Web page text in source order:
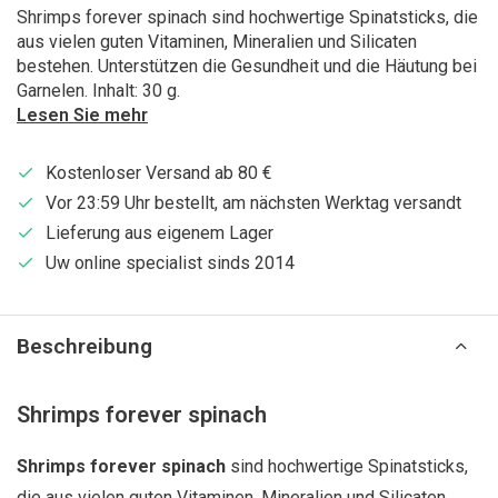
Shrimps forever spinach sind hochwertige Spinatsticks, die
aus vielen guten Vitaminen, Mineralien und Silicaten
bestehen. Unterstützen die Gesundheit und die Häutung bei
Garnelen. Inhalt: 30 g.
Lesen Sie mehr
Kostenloser Versand ab 80 €
Vor 23:59 Uhr bestellt, am nächsten Werktag versandt
Lieferung aus eigenem Lager
Uw online specialist sinds 2014
Beschreibung
Shrimps forever spinach
Shrimps forever spinach sind hochwertige Spinatsticks,